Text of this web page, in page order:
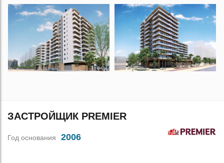
ЗАСТРОЙЩИК PREMIER
Год основания 2006